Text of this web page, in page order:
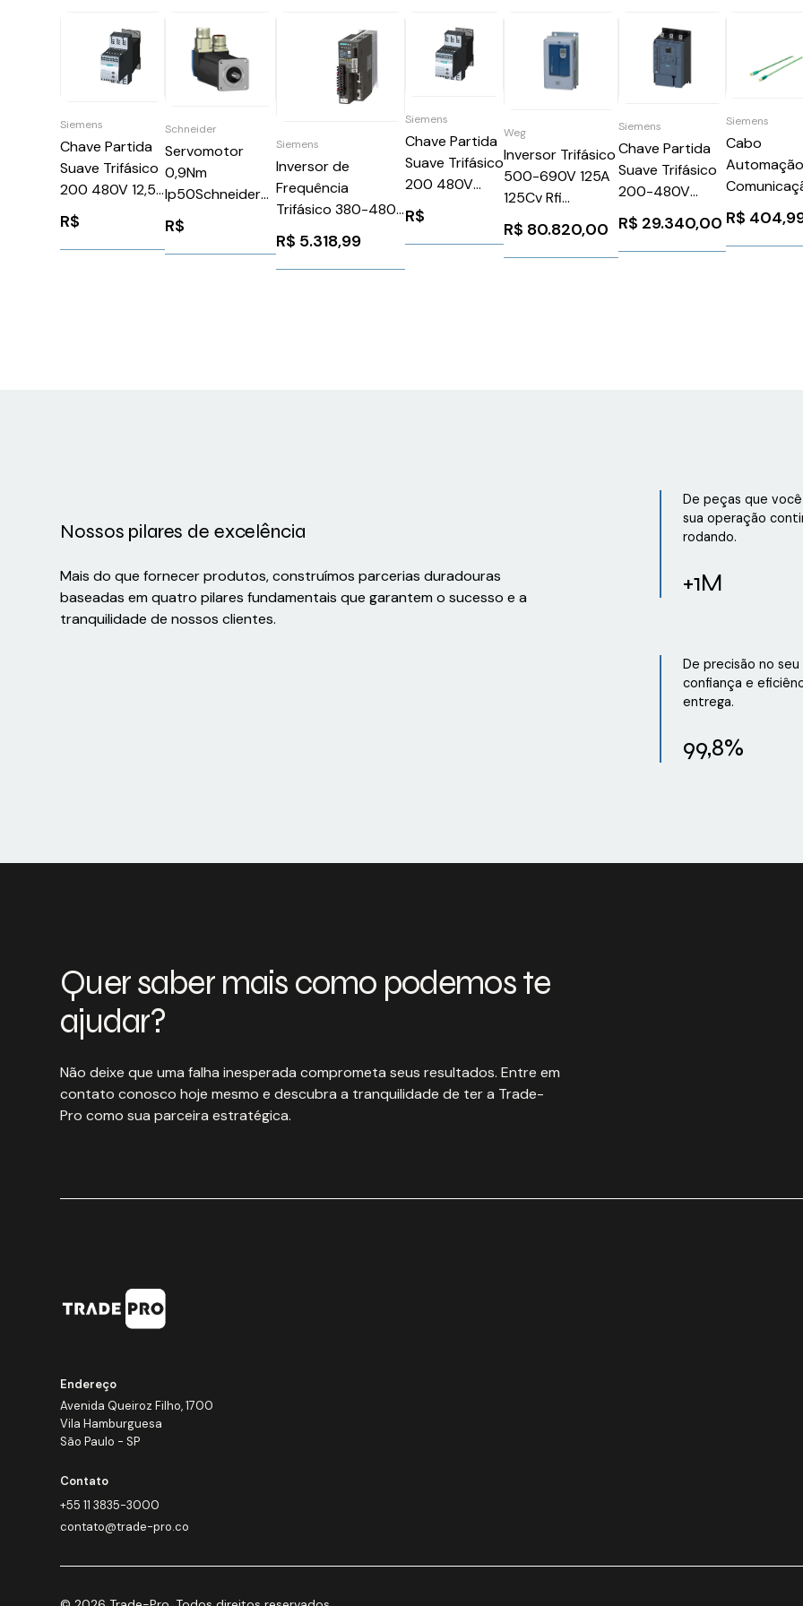
Siemens
Chave Partida
Suave Trifásico
200 480V 12,5A
24V Siemens
3RW30172BB04
R$
Schneider
Servomotor
0,9Nm
Ip50Schneider
BSH0552P02A1A
R$
Siemens
Inversor de
Frequência
Trifásico 380-480v
1,2a 0,4kw Sinamics
V90 Siemens
6SL32105FE104UF0
R$ 5.318,99
Siemens
Chave Partida
Suave Trifásico
200 480V
3,6A 110 220V
3RW30132BB14
Siemens
R$
Weg
Inversor Trifásico
500-690V 125A
125Cv Rfi
CFW110125T6OYZ
WEG Weg
11799654
R$ 80.820,00
Siemens
Chave Partida
Suave Trifásico
200-480V
370A 110-220V
3RW55466HA14
Siemens
R$ 29.340,00
Siemens
Cabo
Automação
com
Rj45 10M
Simatic
R$
Nossos pilares de excelência
Mais do que fornecer produtos, construímos parcerias duradouras
baseadas em quatro pilares fundamentais que garantem o sucesso e a
tranquilidade de nossos clientes.
De peças que
sua operação
rodando.
+1M
De precisão no
confiança e
entrega.
99,8%
Quer saber mais como podemos te
ajudar?
Não deixe que uma falha inesperada comprometa seus resultados. Entre em
contato conosco hoje mesmo e descubra a tranquilidade de ter a Trade-
Pro como sua parceira estratégica.
Endereço
Avenida Queiroz Filho, 1700
Vila Hamburguesa
São Paulo - SP
Contato
+55 11 3835-3000
contato@trade-pro.co